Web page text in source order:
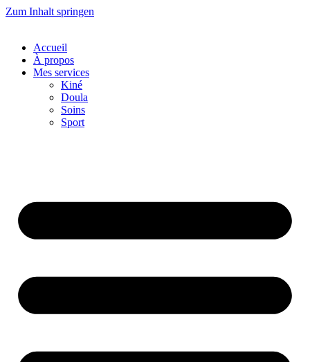
Zum Inhalt springen
Accueil
À propos
Mes services
Kiné
Doula
Soins
Sport